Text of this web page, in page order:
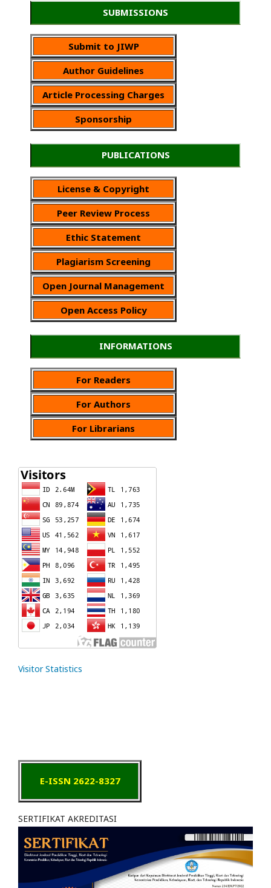
SUBMISSIONS
Submit to JIWP
Author Guidelines
Article Processing Charges
Sponsorship
PUBLICATIONS
License & Copyright
Peer Review Process
Ethic Statement
Plagiarism Screening
Open Journal Management
Open Access Policy
INFORMATIONS
For Readers
For Authors
For Librarians
Visitor Statistics
E-ISSN 2622-8327
SERTIFIKAT AKREDITASI